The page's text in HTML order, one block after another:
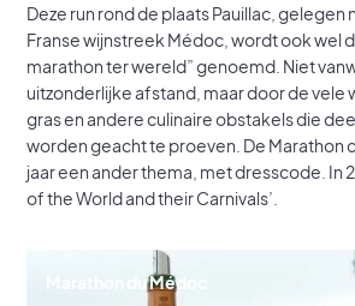
Deze run rond de plaats Pauillac, gelegen
Franse wijnstreek Médoc, wordt ook wel
marathon ter wereld” genoemd. Niet
uitzonderlijke afstand, maar door de vele
gras en andere culinaire obstakels die
worden geacht te proeven. De Marathon
jaar een ander thema, met dresscode. In
of the World and their Carnivals’.
Marathon du Médoc